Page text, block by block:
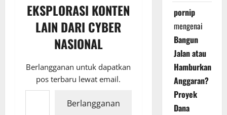
EKSPLORASI KONTEN
LAIN DARI CYBER
NASIONAL
Berlangganan untuk dapatkan
pos terbaru lewat email.
Ketikkan email Anda...
Berlangganan
pornip
mengenai
Bangun
Jalan atau
Hamburkan
Anggaran?
Proyek
Dana